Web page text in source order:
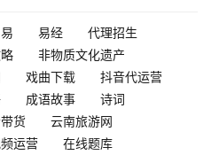
易经
代理招生
非物质文化遗产
戏曲下载
抖音代运营
成语故事
诗词
货
云南旅游网
运营
在线题库